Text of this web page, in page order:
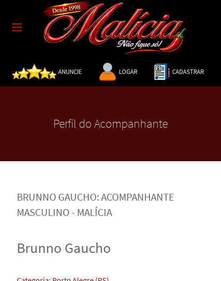
ANUNCIE LOGAR CADASTRAR
Perfil do Acompanhante
BRUNNO GAUCHO: ACOMPANHANTE
MASCULINO - MALÍCIA
Brunno Gaucho